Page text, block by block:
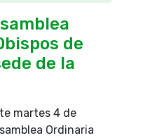
de
de la
martes 4 de
Ordinaria